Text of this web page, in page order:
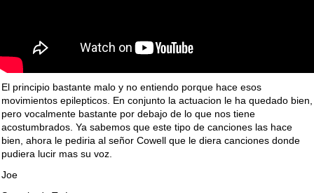
El principio bastante malo y no entiendo porque hace esos
movimientos epilepticos. En conjunto la actuacion le ha quedado bien,
pero vocalmente bastante por debajo de lo que nos tiene
acostumbrados. Ya sabemos que este tipo de canciones las hace
bien, ahora le pediria al señor Cowell que le diera canciones donde
pudiera lucir mas su voz.
Joe